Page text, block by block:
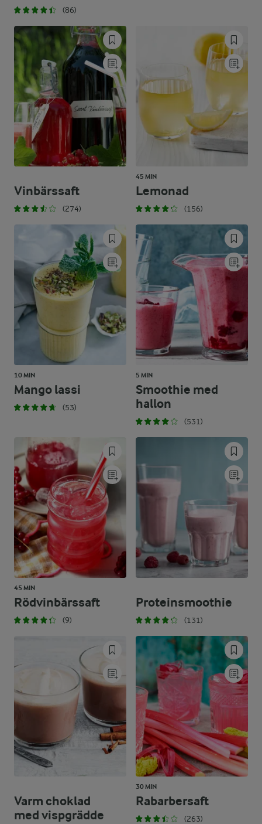
(86)
Vinbärssaft
(274)
45 MIN
Lemonad
(156)
10 MIN
Mango lassi
(53)
5 MIN
Smoothie med
hallon
(531)
45 MIN
Rödvinbärssaft
(9)
Proteinsmoothie
(131)
Varm choklad
med vispgrädde
30 MIN
Rabarbersaft
(263)